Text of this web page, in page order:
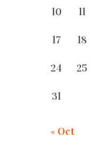
10 11
17 18
24 25
31
« Oct